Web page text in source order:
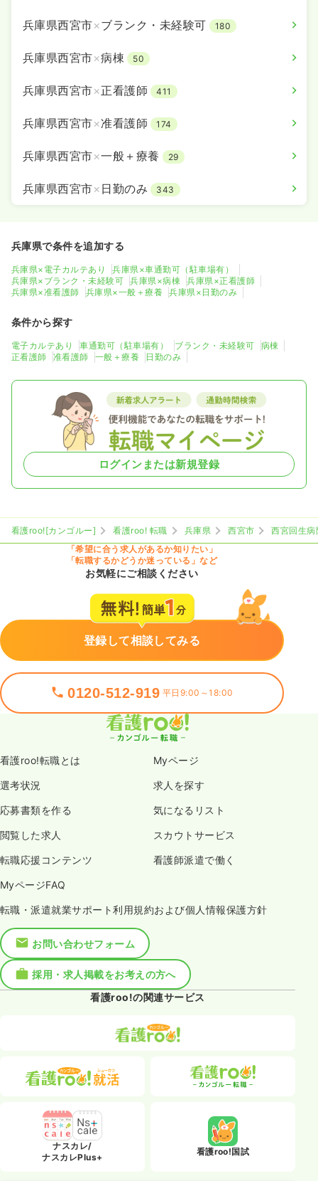
兵庫県西宮市×ブランク・未経験可 180
兵庫県西宮市×病棟 50
兵庫県西宮市×正看護師 411
兵庫県西宮市×准看護師 174
兵庫県西宮市×一般＋療養 29
兵庫県西宮市× 日勤のみ 343
兵庫県で条件を追加する
兵庫県×電子カルテあり
兵庫県×車通勤可（駐車場有）
兵庫県×ブランク・未経験可
兵庫県×病棟
兵庫県×正看護師
兵庫県×准看護師
兵庫県×一般＋療養 兵庫県×日勤のみ
条件から探す
電子カルテあり 車通勤可（駐車場有） ブランク・未経験可
病棟
正看護師
准看護師 一般＋療養 日勤のみ
ログインまたは新規登録
看護roo![カンゴルー] 看護roo! 転職 兵庫県 西宮市
西宮回生病
「希望に合う求人があるか知りたい」
「転職するかどうか迷っている」など
お気軽にご相談ください
登録して相談してみる
0120-512-919 平日9:00～18:00
看護roo!転職とは Myページ
選考状況 求人を探す
応募書類を作る 気になるリスト
閲覧した求人 スカウトサービス
転職応援コンテンツ 看護師派遣で働く
MyページFAQ
転職・派遣就業サポート利用規約および個人情報保護方針
お問い合わせフォーム
採用・求人掲載をお考えの方へ
看護roo!の関連サービス
ナスカレ/
ナスカレPlus+
看護roo!国試